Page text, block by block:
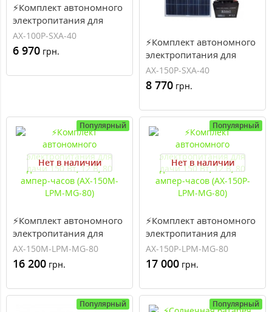
⚡Комплект автономного
электропитания для
дачи 100 Вт, 12 В, 40
ампер-часов (AX-100P-
SXA-40)
AX-100P-SXA-40
6 970 грн.
⚡Комплект автономного
электропитания для
дачи 150 Вт, 12 В, 40
ампер-часов (AX-150P-
SXA-40)
AX-150P-SXA-40
8 770 грн.
Популярный
Нет в наличии
⚡Комплект автономного
электропитания для
дачи 150 Вт, 12 В, 80
ампер-часов (AX-150M-
LPM-MG-80)
AX-150M-LPM-MG-80
16 200 грн.
Популярный
Нет в наличии
⚡Комплект автономного
электропитания для
дачи 150 Вт, 12 В, 80
ампер-часов (AX-150P-
LPM-MG-80)
AX-150P-LPM-MG-80
17 000 грн.
Популярный Популярный